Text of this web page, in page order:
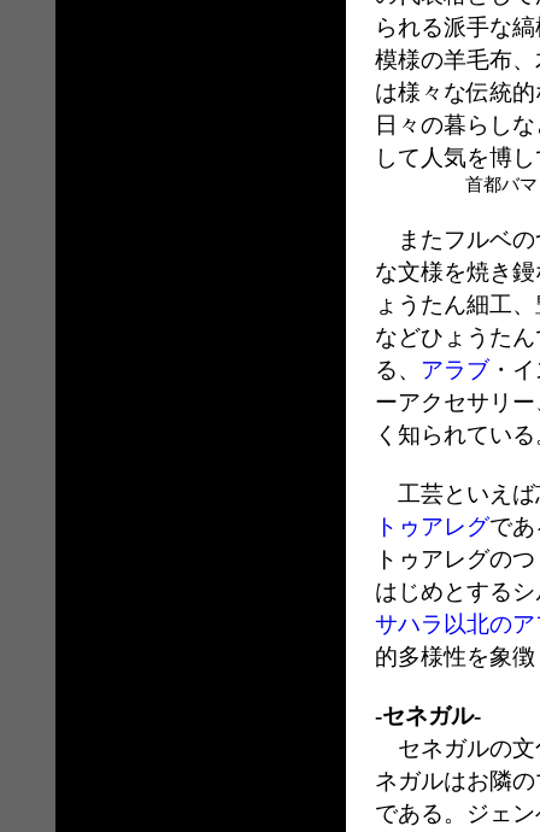
られる派手な
模様の羊毛布
は様々な伝統
日々の暮らし
して人気を博
首都バマコの
またフルベの
な文様を焼き
ょうたん細工
などひょうた
る、
アラブ・イ
ーアクセサリ
く知られている
工芸といえば
トゥアレグであ
トゥアレグの
はじめとする
サハラ以北の
的多様性を象
‐セネガル-
セネガルの文
ネガルはお隣
である。ジェ